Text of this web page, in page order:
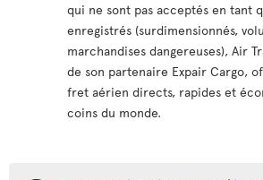
qui ne sont pas acceptés en tant
enregistrés (surdimensionnés,
marchandises dangereuses), Air
de son partenaire Expair Cargo,
fret aérien directs, rapides et
coins du monde.